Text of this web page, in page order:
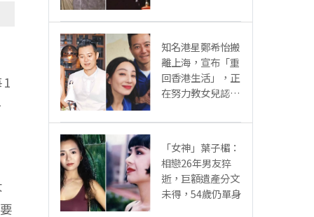
知名港星鄭希怡搬
離上海，宣布「重
回香港生活」，正
在努力教女兒認繁
「女神」葉子楣：
相戀26年男友猝
逝，巨額遺產分文
未得，54歲仍單身